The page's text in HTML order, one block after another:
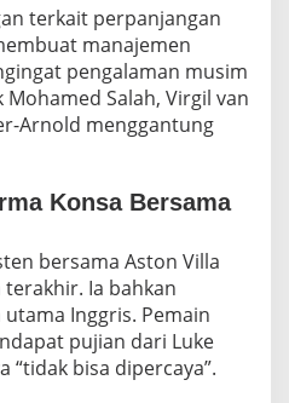
terkait perpanjangan
manajemen
pengalaman musim
Salah, Virgil van
Arnold menggantung
Konsa Bersama
bersama Aston Villa
Ia bahkan
Inggris. Pemain
pujian dari Luke
“tidak bisa dipercaya”.